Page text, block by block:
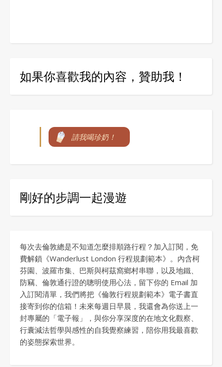
如果你喜歡我的內容，贊助我！
請我喝珍奶！
剛好的步調一起漫遊
每次去倫敦總是不知道怎麼排順路行程？加入訂閱，免
費解鎖《Wanderlust London 行程規劃範本》。內含柯
芬園、波羅市集、巴斯與柯茲窩鄉村串聯，以及地鐵、
防竊、倫敦通行證的聰明使用心法，留下你的 Email 加
入訂閱清單，我們將把《倫敦行程規劃範本》電子書直
接寄到你的信箱！未來每週日早晨，我還會為你送上一
封專屬的「電子報」，與你分享深度的在地文化觀察、
行囊減法哲學與感性的自我覺察練習，陪你用我最喜歡
的姿態探索世界。